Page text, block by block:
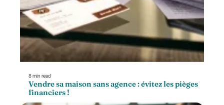
8 min read
Vendre sa maison sans agence : évitez les pièges
financiers !